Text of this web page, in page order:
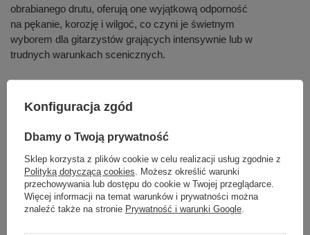
obrabianego drutu, oferują one wyjątkową odporność
na pękanie, korozję i wilgoć, co czyni je świetnym
wyborem dla gitarzystów grających intensywnie lub w
trudnych warunkach scenicznych.
Czym różnią się struny powlekane od niepowlekanych w
kontekście trwałości?
Jak dobrać grubość strun do gitary elektrycznej do stylu
gry?
Jakie struny gitarowe najlepiej trzymają strój podczas
intensywnej gry?
Czy profesjonalni muzycy korzystają ze strun Ernie Ball
Konfiguracja zgód
Dbamy o Twoją prywatność
Sklep korzysta z plików cookie w celu realizacji usług zgodnie z
Polityką dotyczącą cookies . Możesz określić warunki
przechowywania lub dostępu do cookie w Twojej przeglądarce.
Więcej informacji na temat warunków i prywatności można
znaleźć także na stronie Prywatność i warunki Google